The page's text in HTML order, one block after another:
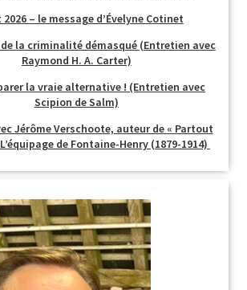
– le message d’Évelyne Cotinet
la criminalité démasqué (Entretien avec
Raymond H. A. Carter)
la vraie alternative ! (Entretien avec
Scipion de Salm)
Jérôme Verschoote, auteur de « Partout
de Fontaine-Henry (1879-1914)